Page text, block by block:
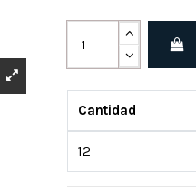
Cantidad
12